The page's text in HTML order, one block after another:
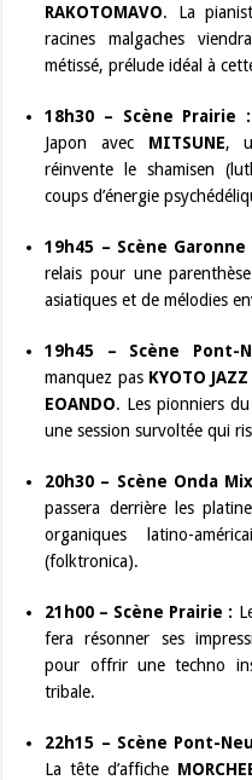
RAKOTOMAVO. La
racines malgaches
métissé, prélude idéal à
18h30 – Scène Prairie :
Japon avec MITSUNE,
réinvente le shamisen
coups d’énergie
19h45 – Scène Garonne
relais pour une
asiatiques et de mélodies
19h45 – Scène Pont-
manquez pas KYOTO
EOANDO. Les pionniers
une session survoltée qui
20h30 – Scène Onda
passera derrière les
organiques latino-
(folktronica).
21h00 – Scène Prairie :
fera résonner ses
pour offrir une techno
tribale.
22h15 – Scène Pont-
La tête d’affiche